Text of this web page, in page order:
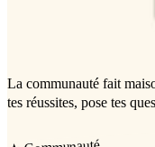
La communauté fait
tes réussites, pose tes